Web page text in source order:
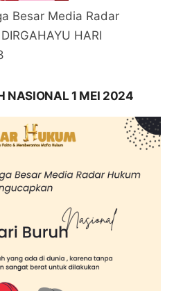
Besar Media Radar
HARI
NASIONAL 1 MEI 2024